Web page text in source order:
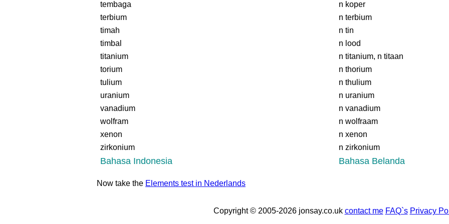
tembaga
n koper
terbium
n terbium
timah
n tin
timbal
n lood
titanium
n titanium, n titaan
torium
n thorium
tulium
n thulium
uranium
n uranium
vanadium
n vanadium
wolfram
n wolfraam
xenon
n xenon
zirkonium
n zirkonium
Bahasa Indonesia Bahasa Belanda
Now take the Elements test in Nederlands
Copyright © 2005-2026 jonsay.co.uk contact me FAQ`s Privacy